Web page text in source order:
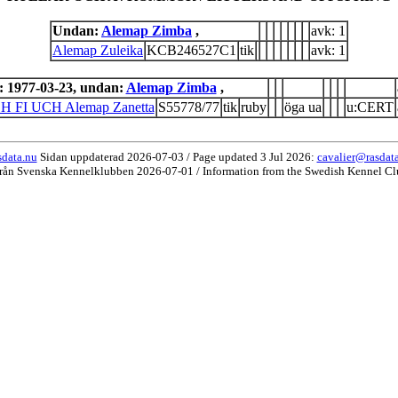
Undan: Alemap Zimba ,
avk: 1
Alemap Zuleika KCB246527C1 tik avk: 1
1977-03-23, undan: Alemap Zimba ,
FI UCH Alemap Zanetta S55778/77 tik ruby öga ua u:CERT
Sidan uppdaterad 2026-07-03 / Page updated 3 Jul 2026:
Svenska Kennelklubben 2026-07-01 / Information from the Swedish Kennel